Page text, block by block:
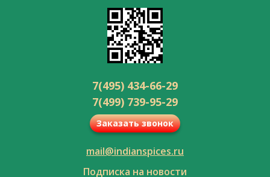
7(495) 434-66-29
7(499) 739-95-29
Заказать звонок
mail@indianspices.ru
Подписка на новости